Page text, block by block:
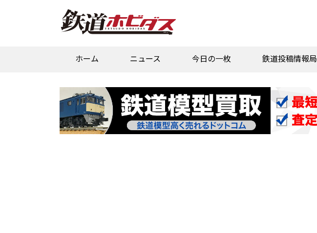
ホーム ニュース 今日の一枚 鉄道投稿情報局